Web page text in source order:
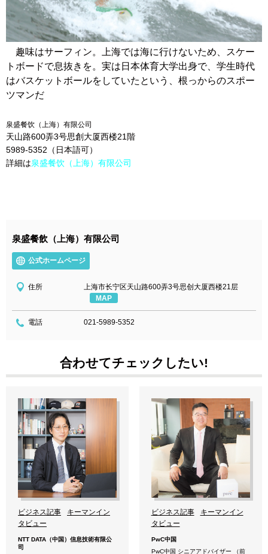
趣味はサーフィン。上海では海に行けないため、スケー
トボードで息抜きを。実は日本体育大学出身で、学生時代
はバスケットボールをしていたという、根っからのスポー
ツマンだ
泉盛餐饮（上海）有限公司
天山路600弄3号思創大厦西楼21階
5989-5352（日本語可）
詳細は泉盛餐饮（上海）有限公司
泉盛餐飲（上海）有限公司
公式ホームページ
住所
上海市长宁区天山路600弄3号思创大厦西楼21层
MAP
電話 021-5989-5352
合わせてチェックしたい!
ビジネス記事
キーマンイン
タビュー
NTT DATA（中国）信息技術有限公
司
ビジネス記事
キーマンイン
タビュー
PwC中国
PwC中国 シニアアドバイザー （前